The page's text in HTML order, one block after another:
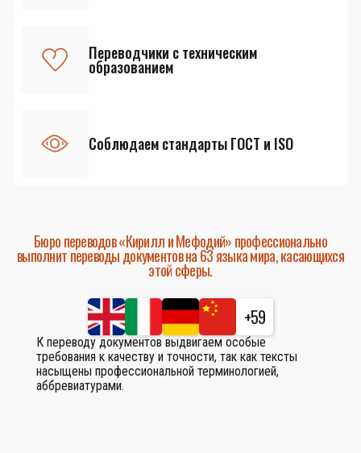
Переводчики с техническим
образованием
Соблюдаем стандарты ГОСТ и ISO
Бюро переводов «Кирилл и Мефодий» профессионально
выполнит переводы документов на 63 языка мира, касающихся
этой сферы.
+59
К переводу документов выдвигаем особые
требования к качеству и точности, так как тексты
насыщены профессиональной терминологией,
аббревиатурами.